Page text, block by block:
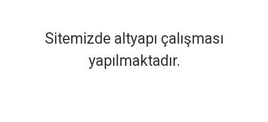
Sitemizde altyapı çalışması
yapılmaktadır.